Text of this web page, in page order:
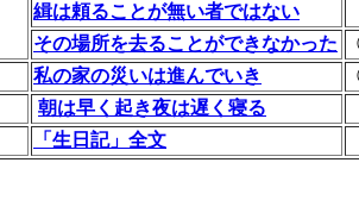
緝は頼ることが無い者ではない
その場所を去ることができなかった
私の家の災いは進んでいき
朝は早く起き夜は遅く寝る
「生日記」全文